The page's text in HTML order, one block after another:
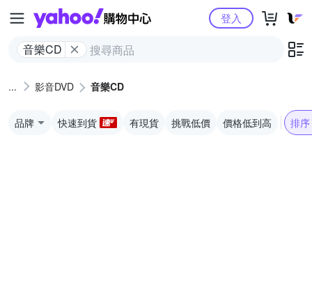
Yahoo購物中心
音樂CD
登入
影音DVD 音樂CD
品牌 快速到貨 有現貨 挑戰低價 價格低到高 排序